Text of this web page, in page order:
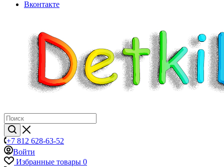
Вконтакте
+7 812 628-63-52
Войти
Избранные товары 0